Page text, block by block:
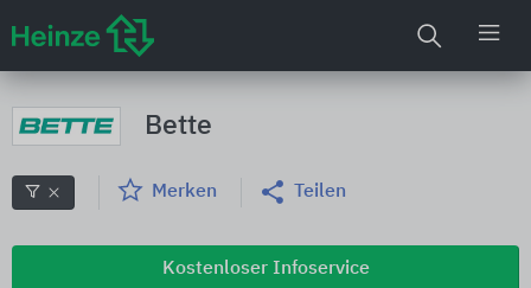
Bette
Merken Teilen
Kostenloser Infoservice